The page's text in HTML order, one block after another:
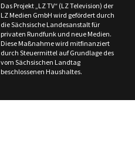
Das Projekt „LZ TV“ (LZ Television) der
LZ Medien GmbH wird gefördert durch
die Sächsische Landesanstalt für
privaten Rundfunk und neue Medien.
Diese Maßnahme wird mitfinanziert
durch Steuermittel auf Grundlage des
vom Sächsischen Landtag
beschlossenen Haushaltes.